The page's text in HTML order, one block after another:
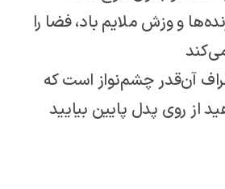
و وزش ملایم باد، فضا را
آن‌قدر چشم‌نواز است که
از روی پدل پایین بیایید